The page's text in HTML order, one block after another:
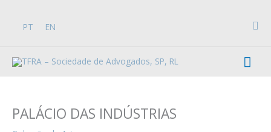
contentPT EN
PALÁCIO DAS INDÚSTRIAS